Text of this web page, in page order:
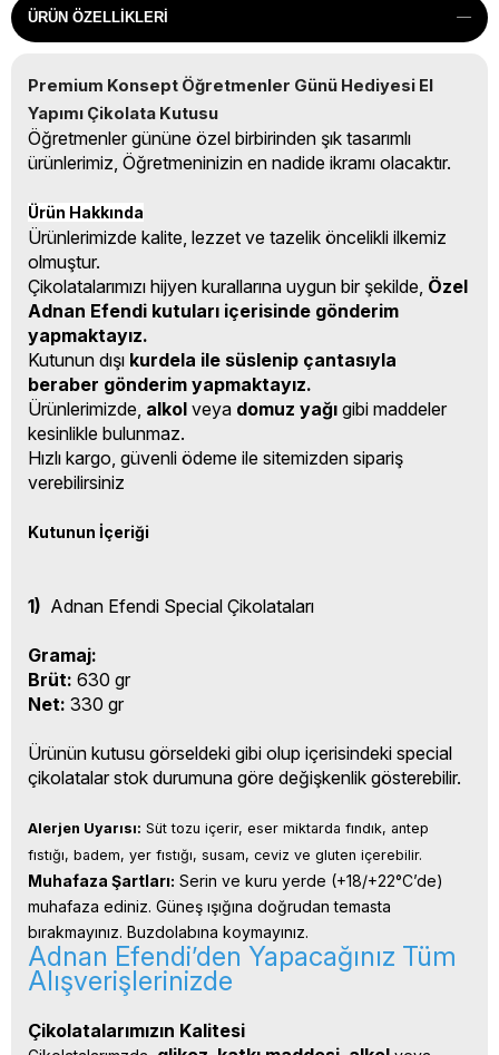
ÜRÜN ÖZELLIKLERI
Premium Konsept Öğretmenler Günü Hediyesi El
Yapımı Çikolata Kutusu
Öğretmenler gününe özel birbirinden şık tasarımlı
ürünlerimiz, Öğretmeninizin en nadide ikramı olacaktır.
Ürün Hakkında
Ürünlerimizde kalite, lezzet ve tazelik öncelikli ilkemiz
olmuştur.
Çikolatalarımızı hijyen kurallarına uygun bir şekilde, Özel
Adnan Efendi kutuları içerisinde gönderim
yapmaktayız.
Kutunun dışı kurdela ile süslenip çantasıyla
beraber gönderim yapmaktayız.
Ürünlerimizde, alkol veya domuz yağı gibi maddeler
kesinlikle bulunmaz.
Hızlı kargo, güvenli ödeme ile sitemizden sipariş
verebilirsiniz
Kutunun İçeriği
1) Adnan Efendi Special Çikolataları
Gramaj:
Brüt: 630 gr
Net: 330 gr
Ürünün kutusu görseldeki gibi olup içerisindeki special
çikolatalar stok durumuna göre değişkenlik gösterebilir.
Alerjen Uyarısı: Süt tozu içerir, eser miktarda fındık, antep
fıstığı, badem, yer fıstığı, susam, ceviz ve gluten içerebilir.
Muhafaza Şartları: Serin ve kuru yerde (+18/+22°C’de)
muhafaza ediniz. Güneş ışığına doğrudan temasta
bırakmayınız. Buzdolabına koymayınız.
Adnan Efendi’den Yapacağınız Tüm
Alışverişlerinizde
Çikolatalarımızın Kalitesi